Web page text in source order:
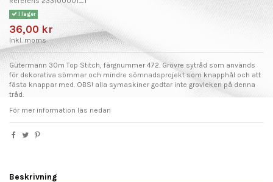
I lager
36,00 kr
Inkl. moms
Gütermann 30m Top Stitch, färgnummer 472. Grövre sytråd som används
för dekorativa sömmar och mindre sömnadsprojekt som knapphål och att
fästa knappar med. OBS! alla symaskiner godtar inte grovleken på denna
tråd.
För mer information läs nedan
Beskrivning